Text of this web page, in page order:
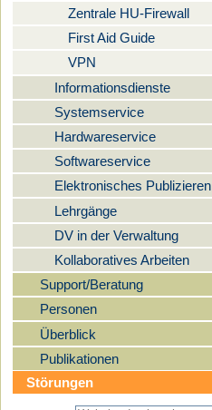
Zentrale HU-Firewall
First Aid Guide
VPN
Informationsdienste
Systemservice
Hardwareservice
Softwareservice
Elektronisches Publizieren
Lehrgänge
DV in der Verwaltung
Kollaboratives Arbeiten
Support/Beratung
Personen
Überblick
Publikationen
Störungen